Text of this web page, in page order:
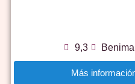
9,3
Más